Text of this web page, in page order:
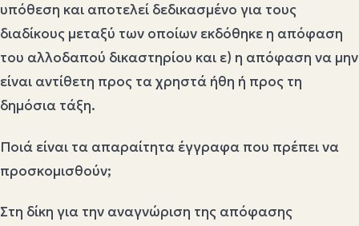
υπόθεση και αποτελεί δεδικασμένο για τους
διαδίκους μεταξύ των οποίων εκδόθηκε η απόφαση
του αλλοδαπού δικαστηρίου και ε) η απόφαση να μην
είναι αντίθετη προς τα χρηστά ήθη ή προς τη
δημόσια τάξη.
Ποιά είναι τα απαραίτητα έγγραφα που πρέπει να
προσκομισθούν;
Στη δίκη για την αναγνώριση της απόφασης